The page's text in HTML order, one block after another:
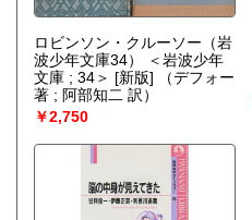
ロビンソン・クルーソー（岩
波少年文庫34） ＜岩波少年
文庫 ; 34＞ [新版]
（デフォー
著 ; 阿部知二 訳）
￥2,750